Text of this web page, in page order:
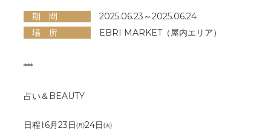
期 間
2025.06.23～2025.06.24
場 所
ËBRI MARKET（屋内エリア）
***
占い＆BEAUTY
日程⌇6月23日㈪24日㈫